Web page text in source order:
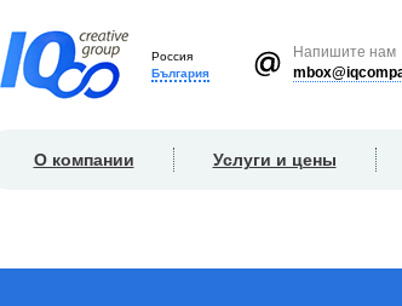
Россия
България
Напишите нам
О компании Услуги и цены